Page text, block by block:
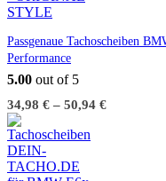
Passgenaue Tachoscheiben
Performance
5.00 out of 5
34,98 € – 50,94 €